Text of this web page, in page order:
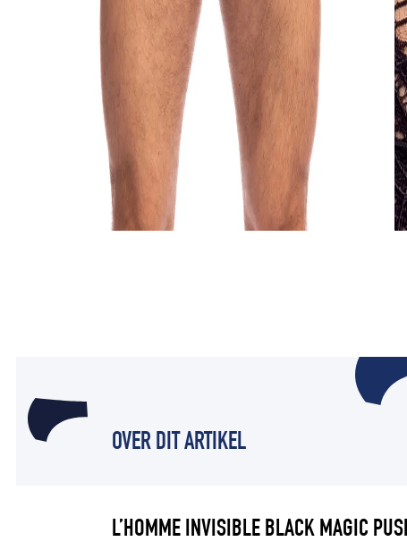
OVER DIT ARTIKEL
L’HOMME INVISIBLE BLACK MAGIC